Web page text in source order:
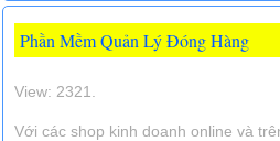
Phần Mềm Quản Lý Đóng Hàng
View: 2321.
Với các shop kinh doanh online và